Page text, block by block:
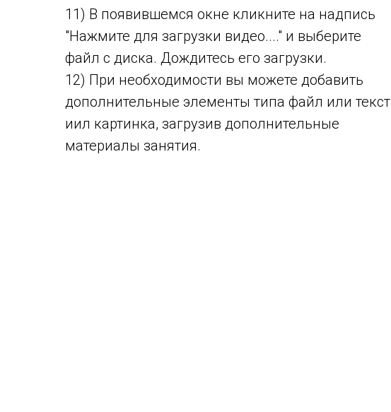
11) В появившемся окне кликните на надпись
"Нажмите для загрузки видео...." и выберите
файл с диска. Дождитесь его загрузки.
12) При необходимости вы можете добавить
дополнительные элементы типа файл или текст
иил картинка, загрузив дополнительные
материалы занятия.